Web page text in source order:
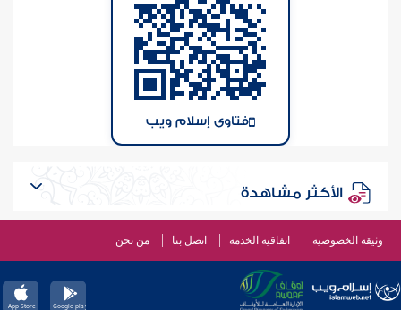
فتاوى إسلام ويب
الأكثر مشاهدة
وثيقة الخصوصية اتفاقية الخدمة اتصل بنا من نحن